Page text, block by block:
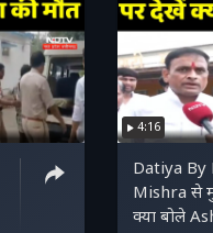
4:16
Datiya
Mishra से
क्या बोले